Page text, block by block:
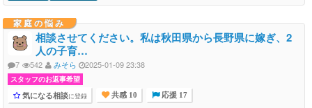
家庭の悩み
相談させてください。私は秋田県から長野県に嫁ぎ、2
人の子育…
7 542 みそら 2025-01-09 23:38
スタッフのお返事希望
気になる相談に登録 共感 10 応援 17